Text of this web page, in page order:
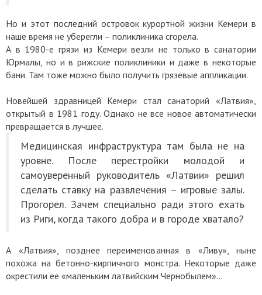
Но и этот последний островок курортной жизни Кемери в
наше время не уберегли – поликлиника сгорела.
А в 1980-е грязи из Кемери везли не только в санатории
Юрмалы, но и в рижские поликлиники и даже в некоторые
бани. Там тоже можно было получить грязевые аппликации.
Новейшей здравницей Кемери стал санаторий «Латвия»,
открытый в 1981 году. Однако не все новое автоматически
превращается в лучшее.
Медицинская инфраструктура там была не на
уровне. После перестройки молодой и
самоуверенный руководитель «Латвии» решил
сделать ставку на развлечения – игровые залы.
Прогорел. Зачем специально ради этого ехать
из Риги, когда такого добра и в городе хватало?
А «Латвия», позднее переименованная в «Ливу», ныне
похожа на бетонно-кирпичного монстра. Некоторые даже
окрестили ее «маленьким латвийским Чернобылем»...